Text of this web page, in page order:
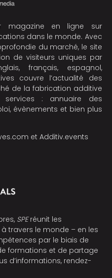
magazine en ligne sur
dans le monde. Avec
du marché, le site
de visiteurs uniques par
français, espagnol,
couvre l’actualité des
de la fabrication additive
: annuaire des
évènements et bien plus
et Additiv.events
SPEréunit les
travers le monde – en les
par le biais de
formations et de partage
d’informations, rendez-